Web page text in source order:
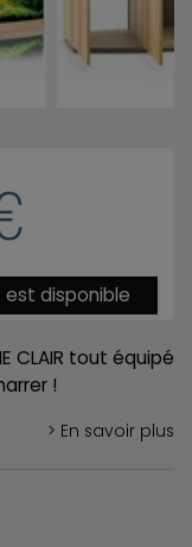
disponible
CLAIR tout équipé
!
> En savoir plus